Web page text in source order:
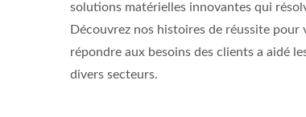
solutions matérielles innovantes qui
Découvrez nos histoires de réussite
répondre aux besoins des clients a aidé
divers secteurs.